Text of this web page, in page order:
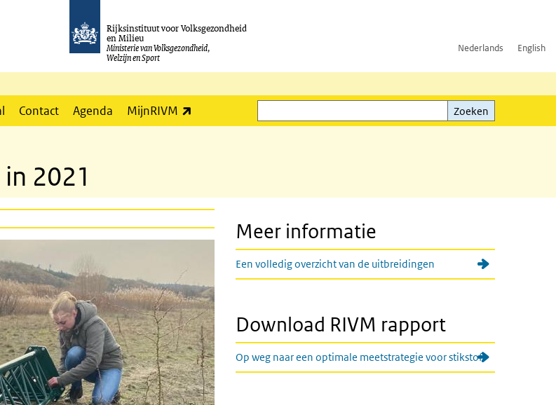
Rijksinstituut voor Volksgezondheid
en Milieu
Ministerie van Volksgezondheid,
Welzijn en Sport
Nederlands English
Contact Agenda MijnRIVM
Zoeken
Zoeken
2021
Meer informatie
Een volledig overzicht van de uitbreidingen
Download RIVM rapport
Op weg naar een optimale meetstrategie voor stikstof